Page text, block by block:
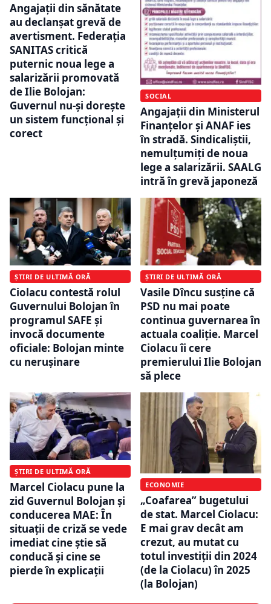
Angajații din sănătate
au declanșat grevă de
avertisment. Federația
SANITAS critică
puternic noua lege a
salarizării promovată
de Ilie Bolojan:
Guvernul nu-și dorește
un sistem funcțional și
corect
SOCIAL
Angajații din Ministerul
Finanțelor și ANAF ies
în stradă. Sindicaliștii,
nemulțumiți de noua
lege a salarizării. SAALG
intră în grevă japoneză
ȘTIRI DE ULTIMĂ ORĂ
Ciolacu contestă rolul
Guvernului Bolojan în
programul SAFE și
invocă documente
oficiale: Bolojan minte
cu nerușinare
ȘTIRI DE ULTIMĂ ORĂ
Vasile Dîncu susține că
PSD nu mai poate
continua guvernarea în
actuala coaliție. Marcel
Ciolacu îi cere
premierului Ilie Bolojan
să plece
ȘTIRI DE ULTIMĂ ORĂ
Marcel Ciolacu pune la
zid Guvernul Bolojan și
conducerea MAE: În
situații de criză se vede
imediat cine știe să
conducă și cine se
pierde în explicații
ECONOMIE
„Coafarea” bugetului
de stat. Marcel Ciolacu:
E mai grav decât am
crezut, au mutat cu
totul investiții din 2024
(de la Ciolacu) în 2025
(la Bolojan)